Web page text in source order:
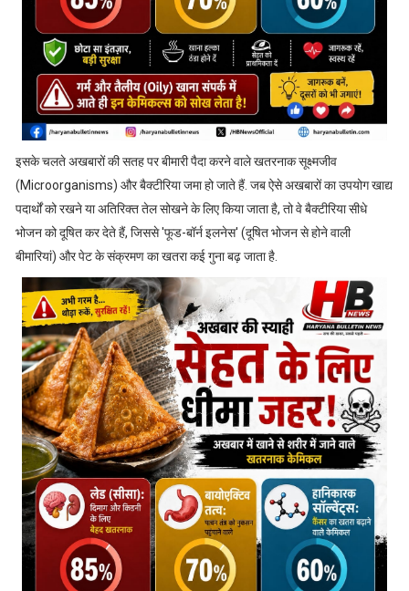
इसके चलते अखबारों की सतह पर बीमारी पैदा करने वाले खतरनाक सूक्ष्मजीव
(Microorganisms) और बैक्टीरिया जमा हो जाते हैं. जब ऐसे अखबारों का उपयोग खाद्य
पदार्थों को रखने या अतिरिक्त तेल सोखने के लिए किया जाता है, तो वे बैक्टीरिया सीधे
भोजन को दूषित कर देते हैं, जिससे 'फूड-बॉर्न इलनेस' (दूषित भोजन से होने वाली
बीमारियां) और पेट के संक्रमण का खतरा कई गुना बढ़ जाता है.